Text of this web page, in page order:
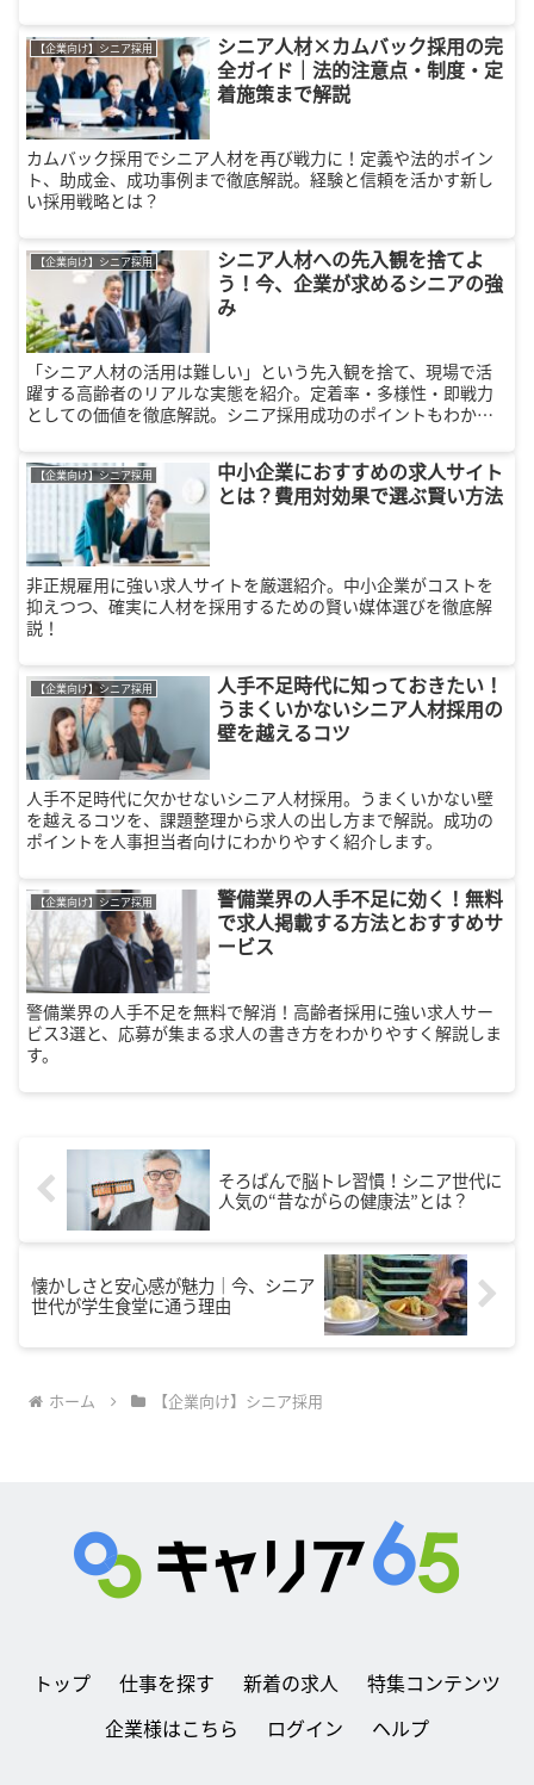
解消しましょう。
【企業向け】シニア採用
シニア人材×カムバック採用の完
全ガイド｜法的注意点・制度・定
着施策まで解説
カムバック採用でシニア人材を再び戦力に！定義や法的ポイン
ト、助成金、成功事例まで徹底解説。経験と信頼を活かす新し
い採用戦略とは？
【企業向け】シニア採用
シニア人材への先入観を捨てよ
う！今、企業が求めるシニアの強
み
「シニア人材の活用は難しい」という先入観を捨て、現場で活
躍する高齢者のリアルな実態を紹介。定着率・多様性・即戦力
としての価値を徹底解説。シニア採用成功のポイントもわかり
【企業向け】シニア採用
中小企業におすすめの求人サイト
とは？費用対効果で選ぶ賢い方法
非正規雇用に強い求人サイトを厳選紹介。中小企業がコストを
抑えつつ、確実に人材を採用するための賢い媒体選びを徹底解
説！
【企業向け】シニア採用
人手不足時代に知っておきたい！
うまくいかないシニア人材採用の
壁を越えるコツ
人手不足時代に欠かせないシニア人材採用。うまくいかない壁
を越えるコツを、課題整理から求人の出し方まで解説。成功の
ポイントを人事担当者向けにわかりやすく紹介します。
【企業向け】シニア採用
警備業界の人手不足に効く！無料
で求人掲載する方法とおすすめサ
ービス
警備業界の人手不足を無料で解消！高齢者採用に強い求人サー
ビス3選と、応募が集まる求人の書き方をわかりやすく解説しま
す。
そろばんで脳トレ習慣！シニア世代に
人気の“昔ながらの健康法”とは？
懐かしさと安心感が魅力｜今、シニア
世代が学生食堂に通う理由
ホーム 【企業向け】シニア採用
トップ 仕事を探す 新着の求人
特集コンテンツ
企業様はこちら
ログイン ヘルプ